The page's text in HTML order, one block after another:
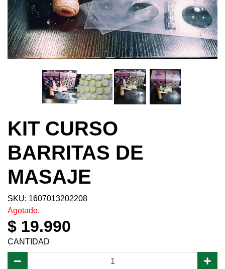
KIT CURSO
BARRITAS DE
MASAJE
SKU: 1607013202208
Agotado.
$ 19.990
CANTIDAD